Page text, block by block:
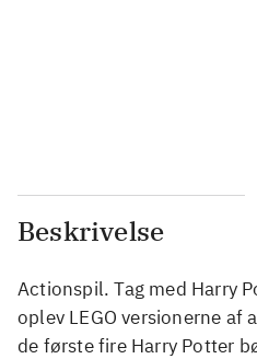
Beskrivelse
Actionspil. Tag med Harry
oplev LEGO versionerne af
de første fire Harry Potter